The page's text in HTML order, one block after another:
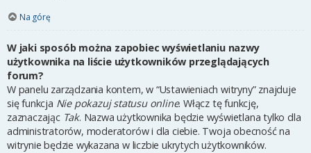
Na górę
W jaki sposób można zapobiec wyświetlaniu nazwy
użytkownika na liście użytkowników przeglądających
forum?
W panelu zarządzania kontem, w “Ustawieniach witryny” znajduje
się funkcja Nie pokazuj statusu online. Włącz tę funkcję,
zaznaczając Tak. Nazwa użytkownika będzie wyświetlana tylko dla
administratorów, moderatorów i dla ciebie. Twoja obecność na
witrynie będzie wykazana w liczbie ukrytych użytkowników.